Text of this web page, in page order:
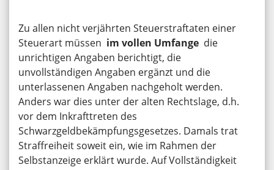
Zu allen nicht verjährten Steuerstraftaten einer
Steuerart müssen im vollen Umfange die
unrichtigen Angaben berichtigt, die
unvollständigen Angaben ergänzt und die
unterlassenen Angaben nachgeholt werden.
Anders war dies unter der alten Rechtslage, d.h.
vor dem Inkrafttreten des
Schwarzgeldbekämpfungsgesetzes. Damals trat
Straffreiheit soweit ein, wie im Rahmen der
Selbstanzeige erklärt wurde. Auf Vollständigkeit